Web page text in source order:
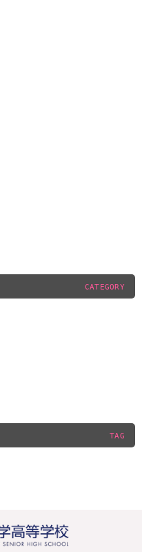
CATEGORY
TAG